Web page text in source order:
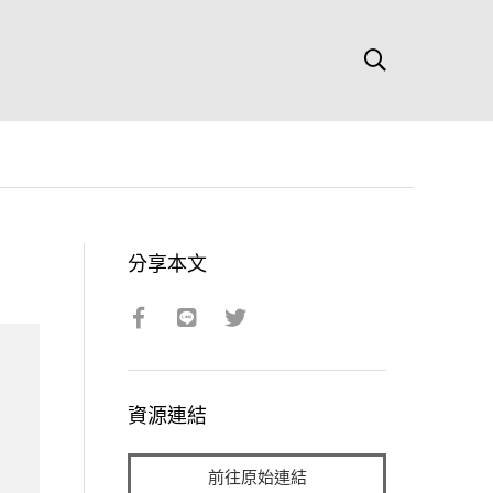
分享本文
資源連結
前往原始連結